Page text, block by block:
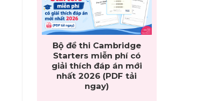
Bộ đề thi Cambridge
Starters miễn phí có
giải thích đáp án mới
nhất 2026 (PDF tải
ngay)